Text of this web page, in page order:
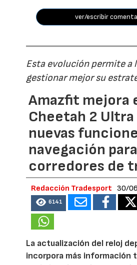
ver/escribir
Esta evolución permite a
gestionar mejor su
Amazfit mejora
Cheetah 2
nuevas
navegación para
corredores de
Redacción Tradesport 30/
6141
La actualización del reloj
incorpora más información